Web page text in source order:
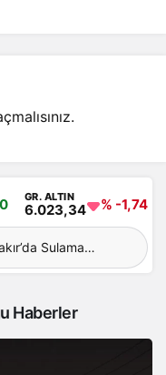
.
GR. ALTIN
6.023,34 % -1,74
Sulama
Kaybetti
Haberler